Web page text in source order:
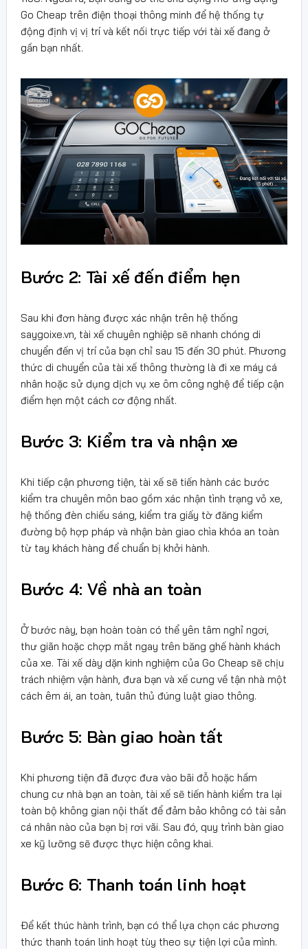
Go Cheap trên điện thoại thông minh để hệ thống tự
động định vị vị trí và kết nối trực tiếp với tài xế đang ở
gần bạn nhất.
Bước 2: Tài xế đến điểm hẹn
Sau khi đơn hàng được xác nhận trên hệ thống
saygoixe.vn, tài xế chuyên nghiệp sẽ nhanh chóng di
chuyển đến vị trí của bạn chỉ sau 15 đến 30 phút. Phương
thức di chuyển của tài xế thông thường là đi xe máy cá
nhân hoặc sử dụng dịch vụ xe ôm công nghệ để tiếp cận
điểm hẹn một cách cơ động nhất.
Bước 3: Kiểm tra và nhận xe
Khi tiếp cận phương tiện, tài xế sẽ tiến hành các bước
kiểm tra chuyên môn bao gồm xác nhận tình trạng vỏ xe,
hệ thống đèn chiếu sáng, kiểm tra giấy tờ đăng kiểm
đường bộ hợp pháp và nhận bàn giao chìa khóa an toàn
từ tay khách hàng để chuẩn bị khởi hành.
Bước 4: Về nhà an toàn
Ở bước này, bạn hoàn toàn có thể yên tâm nghỉ ngơi,
thư giãn hoặc chợp mắt ngay trên băng ghế hành khách
của xe. Tài xế dày dặn kinh nghiệm của Go Cheap sẽ chịu
trách nhiệm vận hành, đưa bạn và xế cưng về tận nhà một
cách êm ái, an toàn, tuân thủ đúng luật giao thông.
Bước 5: Bàn giao hoàn tất
Khi phương tiện đã được đưa vào bãi đỗ hoặc hầm
chung cư nhà bạn an toàn, tài xế sẽ tiến hành kiểm tra lại
toàn bộ không gian nội thất để đảm bảo không có tài sản
cá nhân nào của bạn bị rơi vãi. Sau đó, quy trình bàn giao
xe kỹ lưỡng sẽ được thực hiện công khai.
Bước 6: Thanh toán linh hoạt
Để kết thúc hành trình, bạn có thể lựa chọn các phương
thức thanh toán linh hoạt tùy theo sự tiện lợi của mình.